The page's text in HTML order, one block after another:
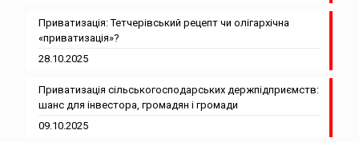
Приватизація: Тетчерівський рецепт чи олігархічна
«приватизація»?
28.10.2025
Приватизація сільськогосподарських держпідприємств:
шанс для інвестора, громадян і громади
09.10.2025